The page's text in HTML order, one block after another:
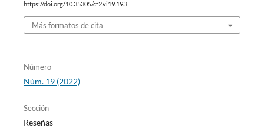
https://doi.org/10.35305/cf2.vi19.193
Más formatos de cita
Número
Núm. 19 (2022)
Sección
Reseñas